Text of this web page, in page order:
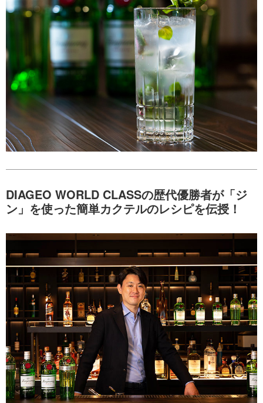
DIAGEO WORLD CLASSの歴代優勝者が「ジ
ン」を使った簡単カクテルのレシピを伝授！